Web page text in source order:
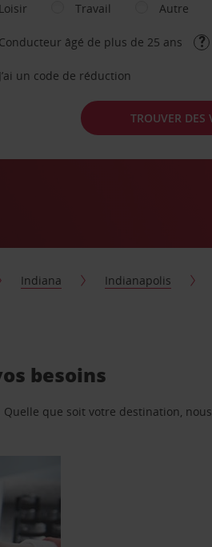
Loisir
Travail Autre
Conducteur âgé de plus de 25 ans
J’ai un code de réduction
TROUVER DES
Indiana
Indianapolis
besoins
que soit votre destination,